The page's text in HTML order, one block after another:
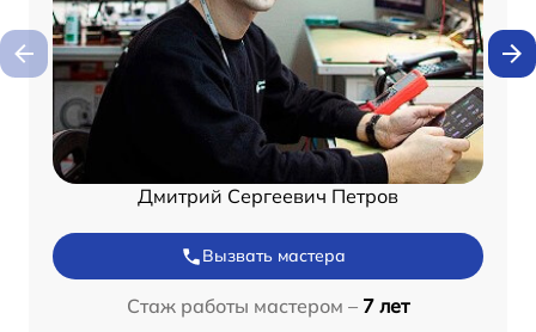
Дмитрий Сергеевич Петров
Вызвать мастера
Стаж работы мастером – 7 лет